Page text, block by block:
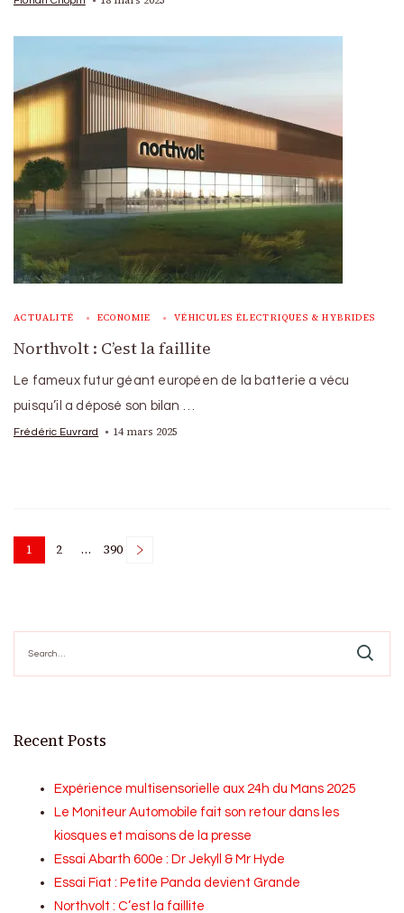
ACTUALITÉ ECONOMIE VÉHICULES ÉLECTRIQUES & HYBRIDES
Northvolt : C’est la faillite
Le fameux futur géant européen de la batterie a vécu
puisqu’il a déposé son bilan …
Frédéric Euvrard 14 mars 2025
Posts
Page
1 Page
2 … Page
390
for:
Recent Posts
Expérience multisensorielle aux 24h du Mans 2025
Le Moniteur Automobile fait son retour dans les
kiosques et maisons de la presse
Essai Abarth 600e : Dr Jekyll & Mr Hyde
Essai Fiat : Petite Panda devient Grande
Northvolt : C’est la faillite